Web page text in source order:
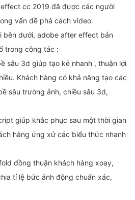
cc 2019 đã được các người
vấn đề phá cách video.
bên dưới, adobe after effect bản
trong công tác :
sâu 3d giúp tạo kẻ nhanh , thuận lợi
Khách hàng có khả năng tạo các
sâu trường ảnh, chiều sâu 3d,
giúp khắc phục sau một thời gian
hàng ứng xử các biểu thức nhanh
đồng thuận khách hàng xoay,
tỉ lệ bức ảnh động chuẩn xác,